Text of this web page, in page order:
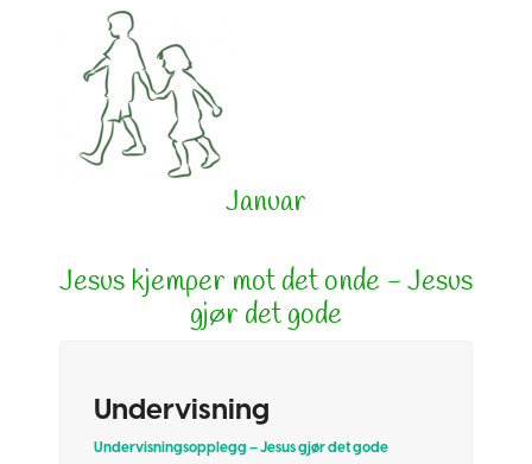
Januar
Jesus kjemper mot det onde - Jesus
gjør det gode
Undervisning
Undervisningsopplegg – Jesus gjør det gode